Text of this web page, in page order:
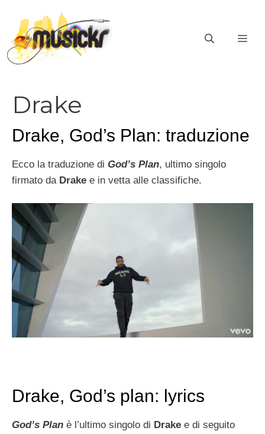
contenuto
Drake
Drake, God’s Plan: traduzione
Ecco la traduzione di God’s Plan, ultimo singolo
firmato da Drake e in vetta alle classifiche.
Drake, God’s plan: lyrics
God’s Plan è l’ultimo singolo di Drake e di seguito